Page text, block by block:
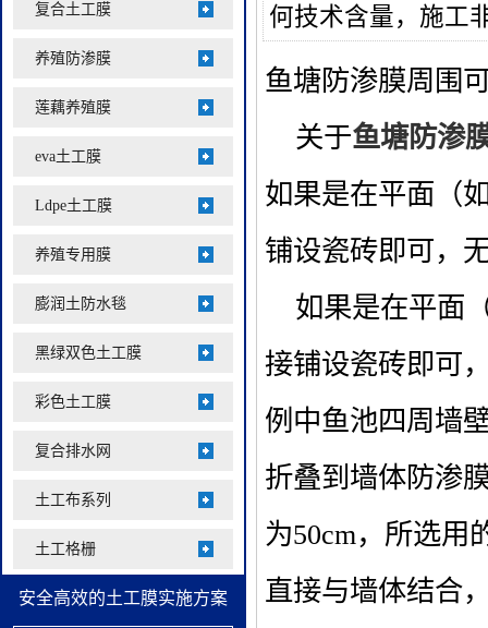
复合土工膜
养殖防渗膜
莲藕养殖膜
eva土工膜
Ldpe土工膜
养殖专用膜
膨润土防水毯
黑绿双色土工膜
彩色土工膜
复合排水网
土工布系列
土工格栅
安全高效的土工膜实施方案
何技术含量，施工
鱼塘防渗膜周围
关于鱼塘防渗
如果是在平面（
铺设瓷砖即可，
如果是在平面
接铺设瓷砖即可
例中鱼池四周墙
折叠到墙体防渗
为50cm，所选用
直接与墙体结合